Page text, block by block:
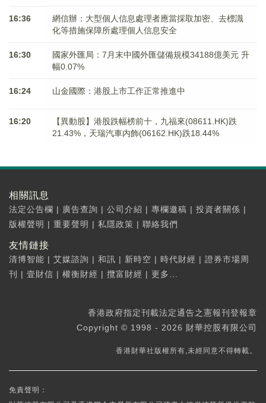
16:36
網信辦：大型個人信息處理者應當採取加密、去標識
化等措施保障所處理個人信息安全
16:30
國家外匯局：7月末中國外匯儲備規模34188億美元 升
幅0.07%
16:24 山金國際：港股上市工作正常推進中
16:20
【異動股】港股跌幅榜前十，九福來(08611.HK)跌
21.43%，天瑞汽車内飾(06162.HK)跌18.44%
相關訊息
法定公告欄 | 廣告查詢 | 公司介紹 | 專欄邀稿 | 投資者關係 |
版權聲明 | 重要聲明 | 私隱政策 | 聯絡我們
友情鏈接
清博智能 | 艾媒諮詢 | 和訊 | 新時空 | 時代財經 | 證券市場周
刊
| 壹財信 | 權衡財經 | 攬富財經 | 更多...
香港政府指定刊載法定通告之憲報刊登報章
Copyright © 1998 - 2026 財華控股有限公司
香港財華社版權所有,未經同意不得轉載。
免責聲明：